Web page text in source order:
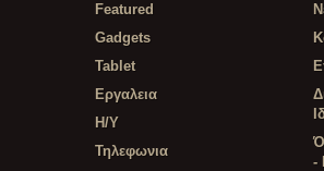
Featured
Gadgets
Tablet
Εργαλεια
Η/Υ
Τηλεφωνια
-